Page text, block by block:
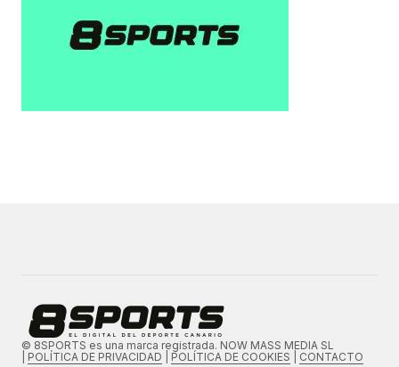
© 8SPORTS es una marca registrada. NOW MASS MEDIA SL
POLÍTICA DE PRIVACIDAD POLÍTICA DE COOKIES CONTACTO